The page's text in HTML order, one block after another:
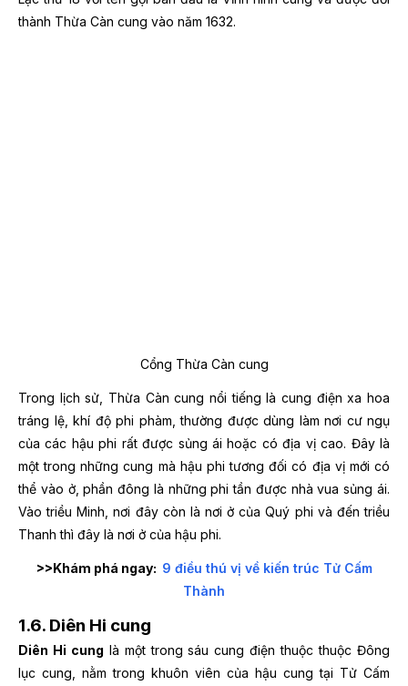
thành Thừa Càn cung vào năm 1632.
Cổng Thừa Càn cung
Trong lịch sử, Thừa Càn cung nổi tiếng là cung điện xa hoa
tráng lệ, khí độ phi phàm, thường được dùng làm nơi cư ngụ
của các hậu phi rất được sủng ái hoặc có địa vị cao. Đây là
một trong những cung mà hậu phi tương đối có địa vị mới có
thể vào ở, phần đông là những phi tần được nhà vua sủng ái.
Vào triều Minh, nơi đây còn là nơi ở của Quý phi và đến triều
Thanh thì đây là nơi ở của hậu phi.
>>Khám phá ngay: 9 điều thú vị về kiến trúc Tử Cấm
Thành
1.6. Diên Hi cung
Diên Hi cung là một trong sáu cung điện thuộc thuộc Đông
lục cung, nằm trong khuôn viên của hậu cung tại Tử Cấm